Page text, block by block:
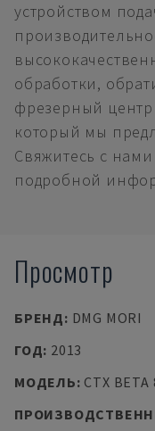
устройством
обработки,
фрезерный центр
который мы
Свяжитесь с
подробной
Просмотр
БРЕНД: DMG MORI
ГОД: 2013
МОДЕЛЬ: CTX BETA